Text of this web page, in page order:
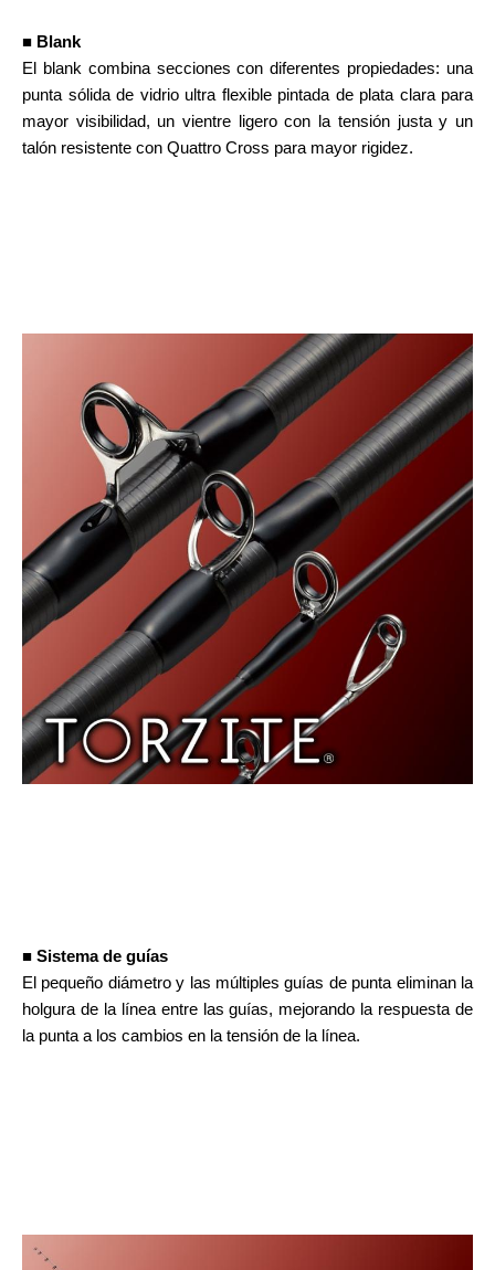
■ Blank
El blank combina secciones con diferentes propiedades: una
punta sólida de vidrio ultra flexible pintada de plata clara para
mayor visibilidad, un vientre ligero con la tensión justa y un
talón resistente con Quattro Cross para mayor rigidez.
■ Sistema de guías
El pequeño diámetro y las múltiples guías de punta eliminan la
holgura de la línea entre las guías, mejorando la respuesta de
la punta a los cambios en la tensión de la línea.